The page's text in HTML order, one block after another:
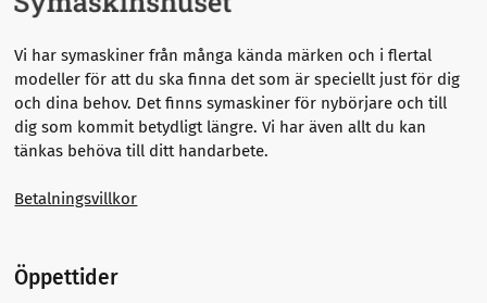
Vi har symaskiner från många kända märken och i flertal
modeller för att du ska finna det som är speciellt just för dig
och dina behov. Det finns symaskiner för nybörjare och till
dig som kommit betydligt längre.Vi har även allt du kan
tänkas behöva till ditt handarbete.
Betalningsvillkor
Öppettider